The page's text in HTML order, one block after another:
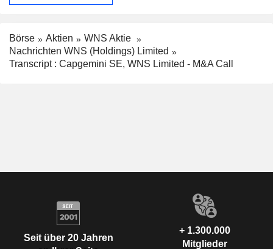
Börse Aktien
WNS Aktie
Nachrichten WNS (Holdings) Limited
Transcript : Capgemini SE, WNS Limited - M&A Call
Seit über 20 Jahren
+ 1.300.000
Mitglieder